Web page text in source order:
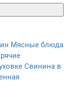
Мясные блюда
Свинина в